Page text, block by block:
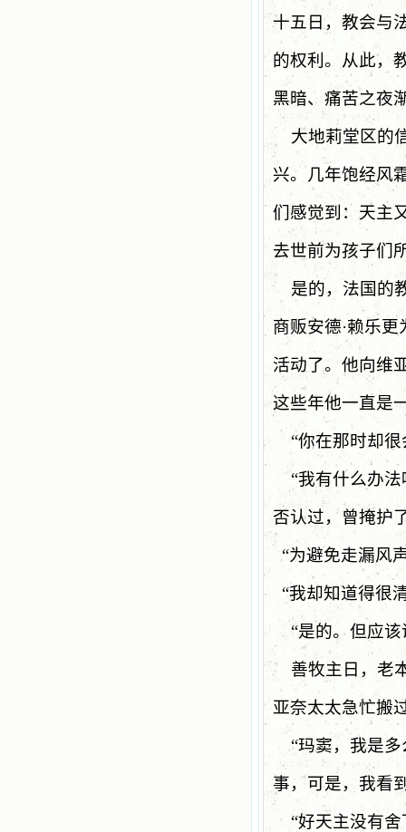
十五日，教会与
的权利。从此，
黑暗、痛苦之夜
大地莉堂区的
兴。几年饱经风
们感觉到：天主
去世前为孩子们
是的，法国的
商贩安德·赖乐
活动了。他向维
这些年他一直是
“你在那时却
“我有什么办法
否认过，曾掩护
“为避免走漏风
“我却知道得很
“是的。但应
善牧主日，老
亚奈太太急忙搬
“玛窦，我是
事，可是，我看
“好天主没有